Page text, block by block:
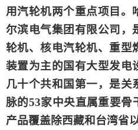
用汽轮机两个重点项目。
尔滨电气集团有限公司，
轮机、核电汽轮机、重型
装置为主的国有大型发电
几十个共和国第一，是关
脉的53家中央直属重要
产品覆盖除西藏和台湾省